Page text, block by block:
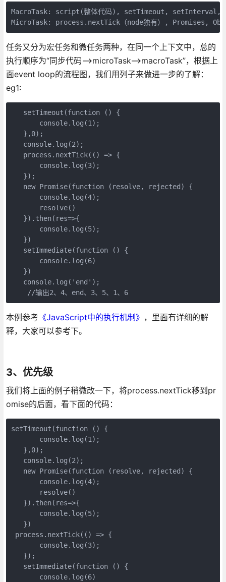
MacroTask: script(整体代码), setTimeout, setInterval,
MicroTask: process.nextTick（node独有）, Promises,
任务又分为宏任务和微任务两种，在同一个上下文中，总的
执行顺序为“同步代码—>microTask—>macroTask”，根据上
面event loop的流程图，我们用列子来做进一步的了解：
eg1:
   setTimeout(function () {
       console.log(1);
   },0);
   console.log(2);
   process.nextTick(() => {
       console.log(3);
   });
   new Promise(function (resolve, rejected) {
       console.log(4);
       resolve()
   }).then(res=>{
       console.log(5);
   })
   setImmediate(function () {
       console.log(6)
   })
   console.log('end');
    //输出2、4、end、3、5、1、6
本例参考 《JavaScript中的执行机制》 ，里面有详细的解
释，大家可以参考下。
3、优先级
我们将上面的例子稍微改一下，将process.nextTick移到pr
omise的后面，看下面的代码：
setTimeout(function () {
       console.log(1);
   },0);
   console.log(2);
   new Promise(function (resolve, rejected) {
       console.log(4);
       resolve()
   }).then(res=>{
       console.log(5);
   })
process.nextTick(() => {
       console.log(3);
   });
   setImmediate(function () {
       console.log(6)